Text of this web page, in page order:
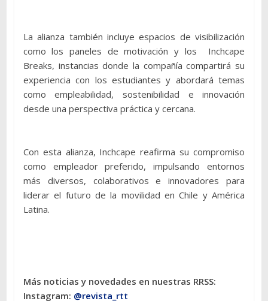
La alianza también incluye espacios de visibilización
como los paneles de motivación y los Inchcape
Breaks, instancias donde la compañía compartirá su
experiencia con los estudiantes y abordará temas
como empleabilidad, sostenibilidad e innovación
desde una perspectiva práctica y cercana.
Con esta alianza, Inchcape reafirma su compromiso
como empleador preferido, impulsando entornos
más diversos, colaborativos e innovadores para
liderar el futuro de la movilidad en Chile y América
Latina.
Más noticias y novedades en nuestras RRSS:
Instagram: @revista_rtt